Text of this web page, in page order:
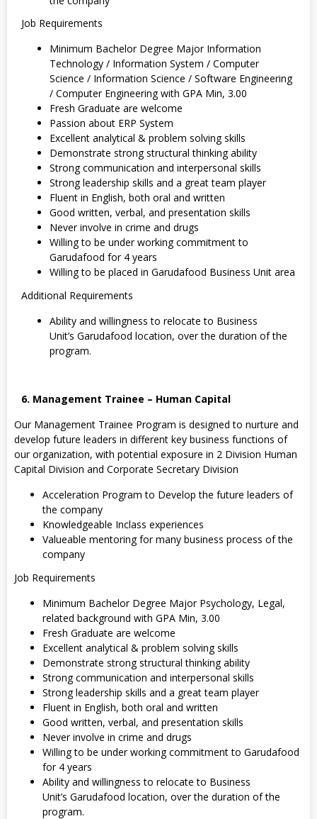
Job Requirements
Minimum Bachelor Degree Major Information
Technology / Information System / Computer
Science / Information Science / Software Engineering
/ Computer Engineering with GPA Min, 3.00
Fresh Graduate are welcome
Passion about ERP System
Excellent analytical & problem solving skills
Demonstrate strong structural thinking ability
Strong communication and interpersonal skills
Strong leadership skills and a great team player
Fluent in English, both oral and written
Good written, verbal, and presentation skills
Never involve in crime and drugs
Willing to be under working commitment to
Garudafood for 4 years
Willing to be placed in Garudafood Business Unit area
Additional Requirements
Ability and willingness to relocate to Business
Unit’s Garudafood location, over the duration of the
program.
6. Management Trainee – Human Capital
Our Management Trainee Program is designed to nurture and
develop future leaders in different key business functions of
our organization, with potential exposure in 2 Division Human
Capital Division and Corporate Secretary Division
Acceleration Program to Develop the future leaders of
the company
Knowledgeable Inclass experiences
Valueable mentoring for many business process of the
company
Job Requirements
Minimum Bachelor Degree Major Psychology, Legal,
related background with GPA Min, 3.00
Fresh Graduate are welcome
Excellent analytical & problem solving skills
Demonstrate strong structural thinking ability
Strong communication and interpersonal skills
Strong leadership skills and a great team player
Fluent in English, both oral and written
Good written, verbal, and presentation skills
Never involve in crime and drugs
Willing to be under working commitment to Garudafood
for 4 years
Ability and willingness to relocate to Business
Unit’s Garudafood location, over the duration of the
program.